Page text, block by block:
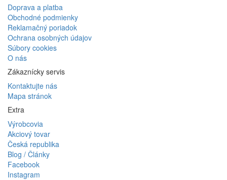
Doprava a platba
Obchodné podmienky
Reklamačný poriadok
Ochrana osobných údajov
Súbory cookies
O nás
Zákaznícky servis
Kontaktujte nás
Mapa stránok
Extra
Výrobcovia
Akciový tovar
Česká republika
Blog / Články
Facebook
Instagram